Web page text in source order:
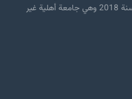
الوزاري الصادر منها ذي العدد (21890) لسنة 2018 وهي جامعة أهلية غير